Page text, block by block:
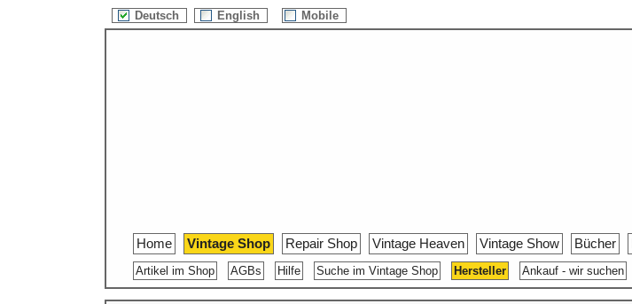
Deutsch English Mobile
Home Vintage Shop Repair Shop Vintage Heaven Vintage Show Bücher
Artikel im Shop AGBs Hilfe Suche im Vintage Shop Hersteller Ankauf - wir suchen